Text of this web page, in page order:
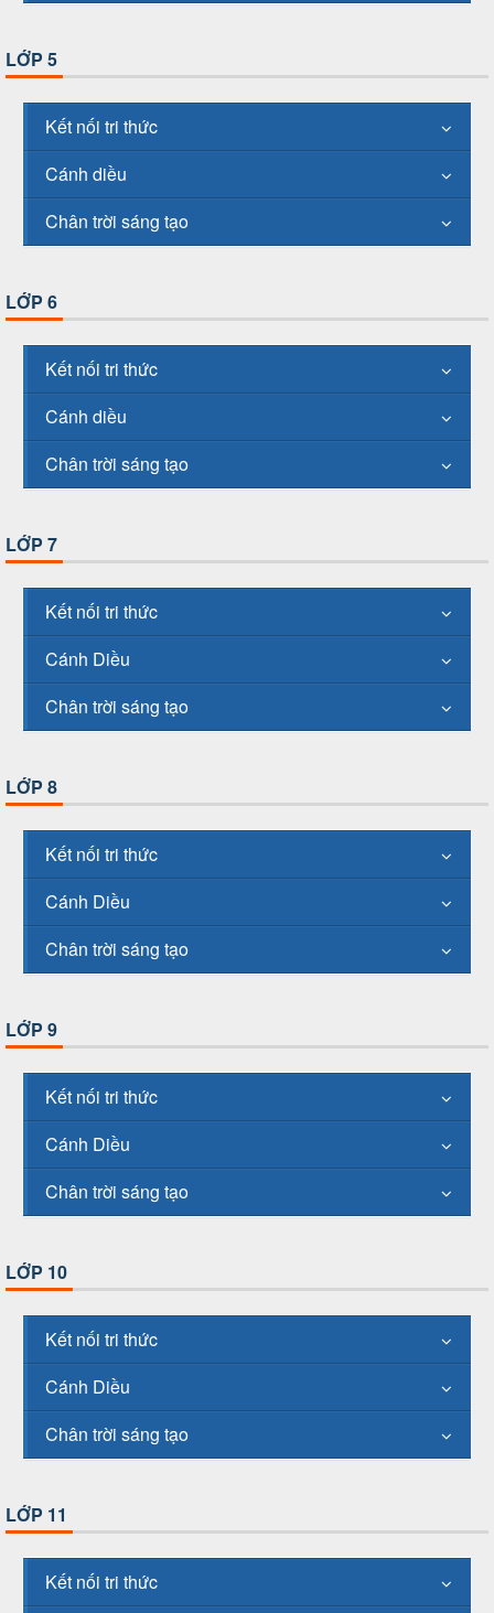
LỚP 5
Kết nối tri thức
Cánh diều
Chân trời sáng tạo
LỚP 6
Kết nối tri thức
Cánh diều
Chân trời sáng tạo
LỚP 7
Kết nối tri thức
Cánh Diều
Chân trời sáng tạo
LỚP 8
Kết nối tri thức
Cánh Diều
Chân trời sáng tạo
LỚP 9
Kết nối tri thức
Cánh Diều
Chân trời sáng tạo
LỚP 10
Kết nối tri thức
Cánh Diều
Chân trời sáng tạo
LỚP 11
Kết nối tri thức